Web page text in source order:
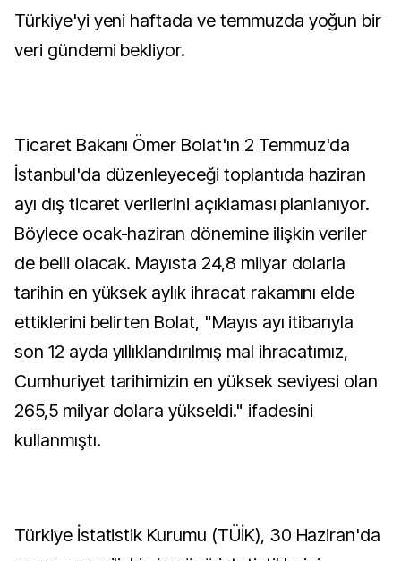
Türkiye'yi yeni haftada ve temmuzda yoğun bir
veri gündemi bekliyor.
Ticaret Bakanı Ömer Bolat'ın 2 Temmuz'da
İstanbul'da düzenleyeceği toplantıda haziran
ayı dış ticaret verilerini açıklaması planlanıyor.
Böylece ocak-haziran dönemine ilişkin veriler
de belli olacak. Mayısta 24,8 milyar dolarla
tarihin en yüksek aylık ihracat rakamını elde
ettiklerini belirten Bolat, "Mayıs ayı itibarıyla
son 12 ayda yıllıklandırılmış mal ihracatımız,
Cumhuriyet tarihimizin en yüksek seviyesi olan
265,5 milyar dolara yükseldi." ifadesini
kullanmıştı.
Türkiye İstatistik Kurumu (TÜİK), 30 Haziran'da